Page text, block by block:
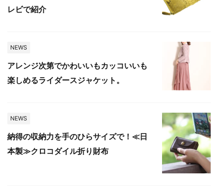
レビで紹介
NEWS
アレンジ次第でかわいいもカッコいいも
楽しめるライダースジャケット。
NEWS
納得の収納力を手のひらサイズで！≪日
本製≫クロコダイル折り財布